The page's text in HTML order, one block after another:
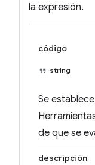
la expresión.
código
string
Se
de que se
descripción